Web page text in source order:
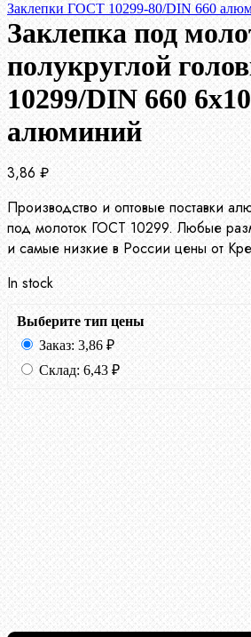
Заклепки ГОСТ 10299-80/DIN 660
Заклепка под
полукруглой
10299/DIN 660
алюминий
3,86 ₽
Производство и оптовые поставки
под молоток ГОСТ 10299. Любые
и самые низкие в России цены от
In stock
Выберите тип цены
Заказ: 3,86 ₽
Склад: 6,43 ₽